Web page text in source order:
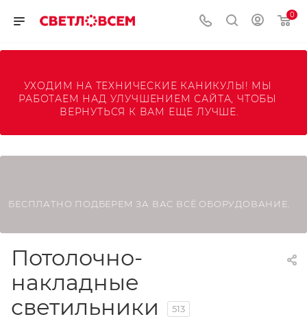
0
УХОДИМ НА ТЕХНИЧЕСКИЕ КАНИКУЛЫ! МЫ
РАБОТАЕМ НАД УЛУЧШЕНИЕМ САЙТА, ЧТОБЫ
ВЕРНУТЬСЯ К ВАМ ЕЩЕ ЛУЧШЕ.
БЕСПЛАТНО ПОДБЕРЕМ ЗА ВАС ВСЁ ОБОРУДОВАНИЕ.
Потолочно-
накладные
светильники
513